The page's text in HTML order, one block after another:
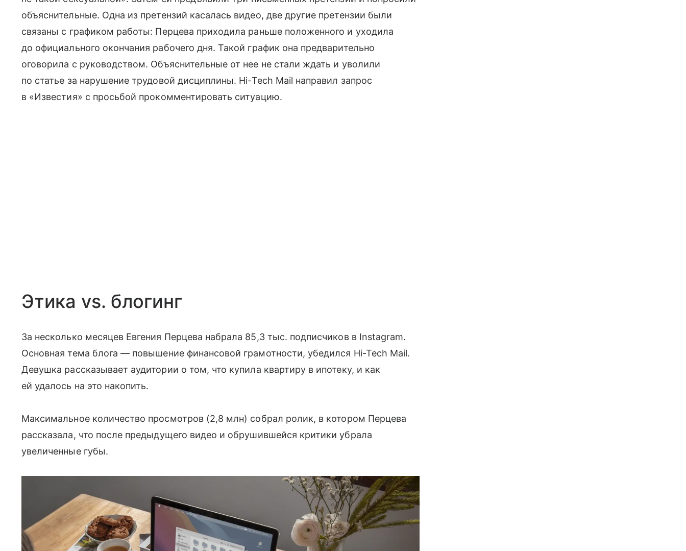
объяснительные. Одна из претензий касалась видео, две другие претензии были
связаны с графиком работы: Перцева приходила раньше положенного и уходила
до официального окончания рабочего дня. Такой график она предварительно
оговорила с руководством. Объяснительные от нее не стали ждать и уволили
по статье за нарушение трудовой дисциплины. Hi-Tech Mail направил запрос
в «Известия» с просьбой прокомментировать ситуацию.
Этика vs. блогинг
За несколько месяцев Евгения Перцева набрала 85,3 тыс. подписчиков в Instagram.
Основная тема блога — повышение финансовой грамотности, убедился Hi-Tech Mail.
Девушка рассказывает аудитории о том, что купила квартиру в ипотеку, и как
ей удалось на это накопить.
Максимальное количество просмотров (2,8 млн) собрал ролик, в котором Перцева
рассказала, что после предыдущего видео и обрушившейся критики убрала
увеличенные губы.